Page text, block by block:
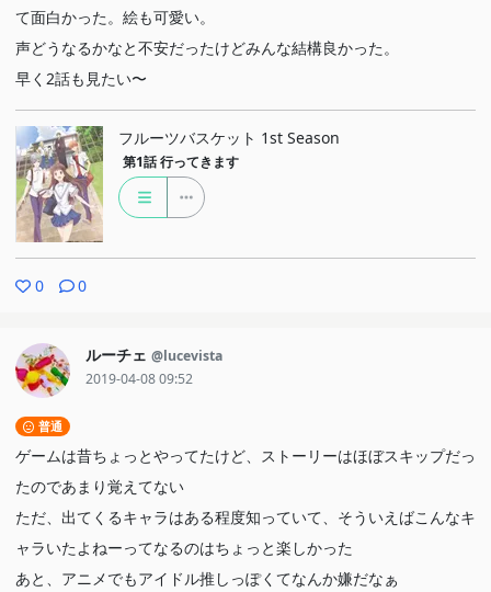
て面白かった。絵も可愛い。
声どうなるかなと不安だったけどみんな結構良かった。
早く2話も見たい〜
フルーツバスケット 1st Season
第1話 行ってきます
0 0
ルーチェ @lucevista
2019-04-08 09:52
普通
ゲームは昔ちょっとやってたけど、ストーリーはほぼスキップだっ
たのであまり覚えてない
ただ、出てくるキャラはある程度知っていて、そういえばこんなキ
ャラいたよねーってなるのはちょっと楽しかった
あと、アニメでもアイドル推しっぽくてなんか嫌だなぁ